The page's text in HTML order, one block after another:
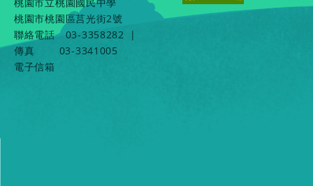
桃園市桃園區莒光街2號
聯絡電話
03-3358282
|
傳真
03-3341005
電子信箱